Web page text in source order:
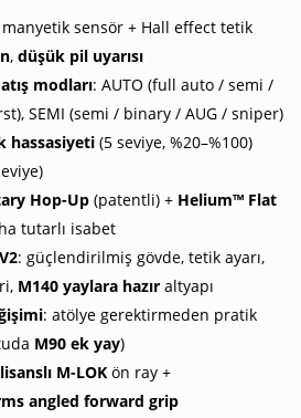
manyetik sensör + Hall effect tetik
, düşük pil uyarısı
modları: AUTO (full auto / semi /
SEMI (semi / binary / AUG / sniper)
hassasiyeti (5 seviye, %20–%100)
Hop-Up (patentli) + Helium™ Flat
tutarlı isabet
: güçlendirilmiş gövde, tetik ayarı,
M140 yaylara hazır altyapı
: atölye gerektirmeden pratik
M90 ek yay)
M-LOK ön ray +
angled forward grip